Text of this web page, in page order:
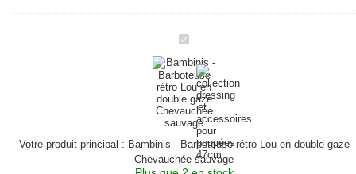
Bambinis
Barboteuse
rétro
Lou
en
double
gaze
Chevauchée
sauvage
Votre produit principal : Bambinis - Barboteuse rétro Lou en double gaze
Chevauchée sauvage